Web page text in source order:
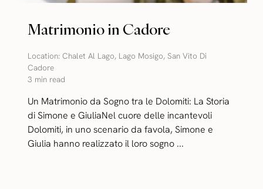
Matrimonio in Cadore
Location:Chalet Al Lago, Lago Mosigo,San Vito Di
Cadore
3 min read
Un Matrimonio da Sogno tra le Dolomiti: La Storia
di Simone e GiuliaNel cuore delle incantevoli
Dolomiti, in uno scenario da favola, Simone e
Giulia hanno realizzato il loro sogno ...